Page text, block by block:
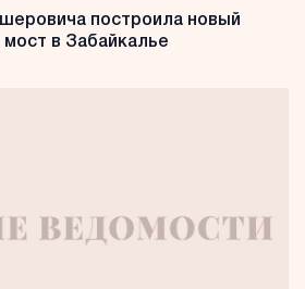
построила новый
в Забайкалье